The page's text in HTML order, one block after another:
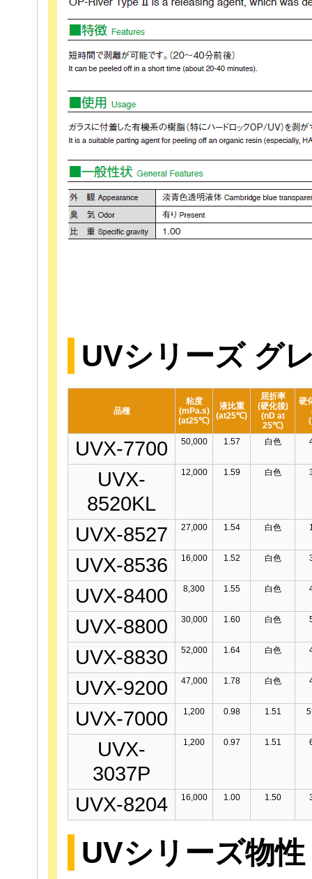
UVシリーズ グ
品種
粘度
(mPa.s)
(at25℃)
液比重
(at25℃)
屈折率
(硬化後)
(nD at
25℃)
硬
UVX-7700 50,000 1.57 白色
UVX-
8520KL
12,000 1.59 白色
UVX-8527 27,000 1.54 白色
UVX-8536 16,000 1.52 白色
UVX-8400 8,300 1.55 白色
UVX-8800 30,000 1.60 白色
UVX-8830 52,000 1.64 白色
UVX-9200 47,000 1.78 白色
UVX-7000 1,200 0.98 1.51
UVX-
3037P
1,200 0.97 1.51
UVX-8204 16,000 1.00 1.50
UVシリーズ物性